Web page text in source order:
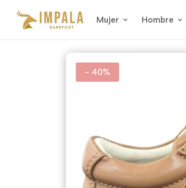
Mujer Hombre
- 40%